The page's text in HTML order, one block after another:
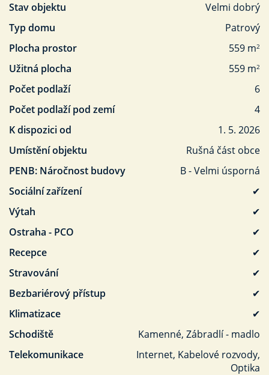
Stav objektu
Velmi dobrý
Typ domu
Patrový
Plocha prostor
559 m2
Užitná plocha 559 m2
Počet podlaží
6
Počet podlaží pod zemí
4
K dispozici od
1. 5. 2026
Umístění objektu
Rušná část obce
PENB: Náročnost budovy
B - Velmi úsporná
Sociální zařízení
✔
Výtah
✔
Ostraha - PCO
✔
Recepce
✔
Stravování
✔
Bezbariérový přístup
✔
Klimatizace
✔
Schodiště
Kamenné, Zábradlí - madlo
Telekomunikace
Internet, Kabelové rozvody,
Optika